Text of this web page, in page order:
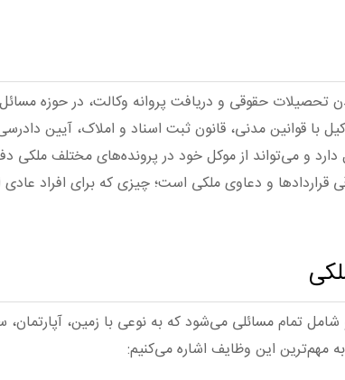
حقوقی و دریافت پروانه وکالت، در حوزه
با قوانین مدنی، قانون ثبت اسناد و املاک، آیین
و می‌تواند از موکل خود در پرونده‌های مختلف ملکی
و دعاوی ملکی است؛ چیزی که برای افراد عادی
تمام مسائلی می‌شود که به نوعی با زمین، آپارتمان،
مهم‌ترین این وظایف اشاره می‌کنیم: